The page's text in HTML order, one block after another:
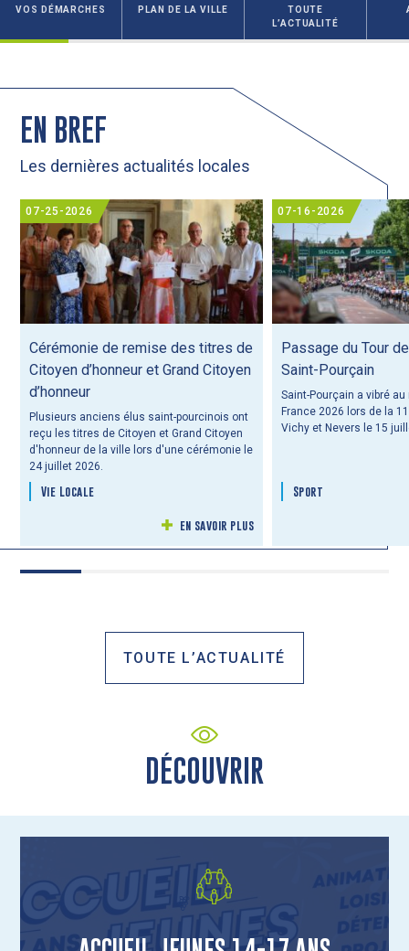
VOS DÉMARCHES PLAN DE LA VILLE
TOUTE
L’ACTUALITÉ
07-25-2026
Cérémonie de remise des titres de
Citoyen d’honneur et Grand Citoyen
d’honneur
Plusieurs anciens élus saint-pourcinois ont
reçu les titres de Citoyen et Grand Citoyen
d'honneur de la ville lors d'une cérémonie le
24 juillet 2026.
Vie Locale
en savoir plus
07-16-2026
Passage du Tour
Saint-Pourçain
Saint-Pourçain a vibré
France 2026 lors de la
Vichy et Nevers le 15
Sport
EN BREF
Les dernières actualités locales
TOUTE L’ACTUALITÉ
DÉCOUVRIR